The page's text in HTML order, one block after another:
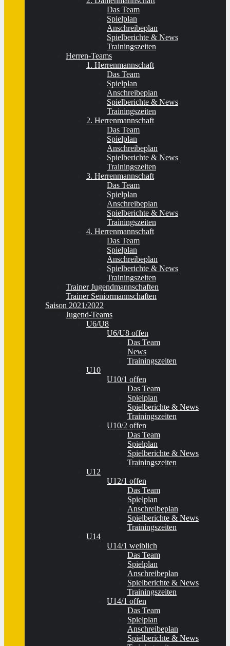
Das Team
Spielplan
Anschreibeplan
Spielberichte & News
Trainingszeiten
Herren-Teams
1. Herrenmannschaft
Das Team
Spielplan
Anschreibeplan
Spielberichte & News
Trainingszeiten
2. Herrenmannschaft
Das Team
Spielplan
Anschreibeplan
Spielberichte & News
Trainingszeiten
3. Herrenmannschaft
Das Team
Spielplan
Anschreibeplan
Spielberichte & News
Trainingszeiten
4. Herrenmannschaft
Das Team
Spielplan
Anschreibeplan
Spielberichte & News
Trainingszeiten
Trainer Jugendmannschaften
Trainer Seniormannschaften
Saison 2021/2022
Jugend-Teams
U6/U8
U6/U8 offen
Das Team
News
Trainingszeiten
U10
U10/1 offen
Das Team
Spielplan
Spielberichte & News
Trainingszeiten
U10/2 offen
Das Team
Spielplan
Spielberichte & News
Trainingszeiten
U12
U12/1 offen
Das Team
Spielplan
Anschreibeplan
Spielberichte & News
Trainingszeiten
U14
U14/1 weiblich
Das Team
Spielplan
Anschreibeplan
Spielberichte & News
Trainingszeiten
U14/1 offen
Das Team
Spielplan
Anschreibeplan
Spielberichte & News